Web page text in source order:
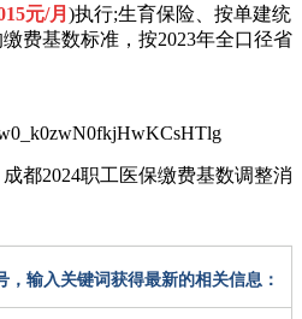
元/月 )执行;生育保险、按单建统
费基数标准，按2023年全口径省
成都2024职工医保缴费基数调整消
输入关键词获得最新的相关信息：